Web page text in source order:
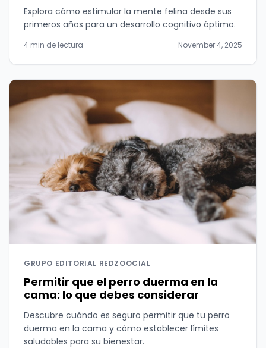
Explora cómo estimular la mente felina desde sus
primeros años para un desarrollo cognitivo óptimo.
4 min de lectura November 4, 2025
GRUPO EDITORIAL REDZOOCIAL
Permitir que el perro duerma en la
cama: lo que debes considerar
Descubre cuándo es seguro permitir que tu perro
duerma en la cama y cómo establecer límites
saludables para su bienestar.